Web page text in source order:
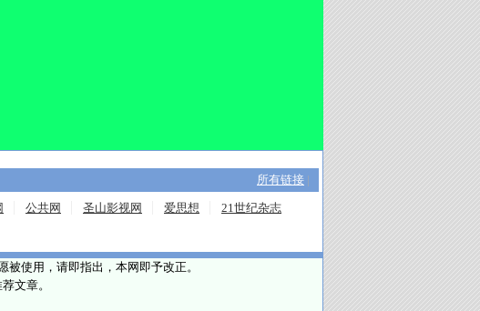
所有链接 |
公共网 圣山影视网 爱思想
21世纪杂志
使用，请即指出，本网即予改正。
文章。